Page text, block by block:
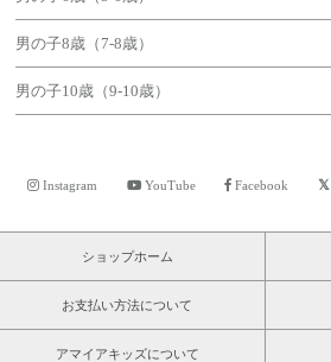
男の子8歳（7-8歳）
男の子10歳（9-10歳）
Instagram YouTube Facebook
ショップホーム
お支払い方法について
アマイアキッズについて